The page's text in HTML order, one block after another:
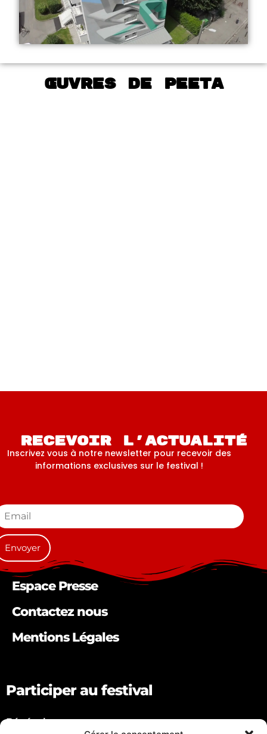
Œuvres de Peeta
Recevoir l'actualité
Inscrivez vous à notre newsletter pour recevoir des
informations exclusives sur le festival !
Espace Presse
Contactez nous
Mentions Légales
Bénévole
Participer au festival